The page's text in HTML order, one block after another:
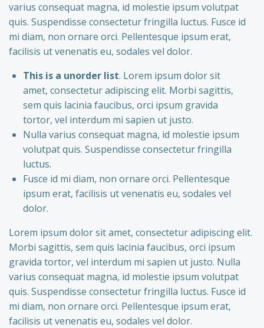
varius consequat magna, id molestie ipsum volutpat
quis. Suspendisse consectetur fringilla luctus. Fusce id
mi diam, non ornare orci. Pellentesque ipsum erat,
facilisis ut venenatis eu, sodales vel dolor.
This is a unorder list. Lorem ipsum dolor sit
amet, consectetur adipiscing elit. Morbi sagittis,
sem quis lacinia faucibus, orci ipsum gravida
tortor, vel interdum mi sapien ut justo.
Nulla varius consequat magna, id molestie ipsum
volutpat quis. Suspendisse consectetur fringilla
luctus.
Fusce id mi diam, non ornare orci. Pellentesque
ipsum erat, facilisis ut venenatis eu, sodales vel
dolor.
Lorem ipsum dolor sit amet, consectetur adipiscing elit.
Morbi sagittis, sem quis lacinia faucibus, orci ipsum
gravida tortor, vel interdum mi sapien ut justo. Nulla
varius consequat magna, id molestie ipsum volutpat
quis. Suspendisse consectetur fringilla luctus. Fusce id
mi diam, non ornare orci. Pellentesque ipsum erat,
facilisis ut venenatis eu, sodales vel dolor.